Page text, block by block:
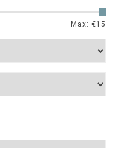
Max: €15